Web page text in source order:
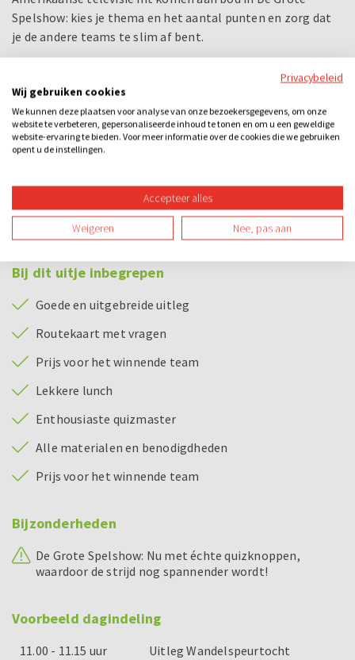
Spelshow: kies je thema en het aantal punten en zorg dat
je de andere teams te slim af bent.
Afsluiten doen jullie met de “Geheugentrainer”: hoe goed is
het geheugen aan het eind van het spel over iets wat je aan
het begin hebt gezien? en de “Paardenrace”, dé hit van
DoeNederland. Zet je punten in op een paard en schreeuw
deze naar de overwinning.
De Grote Spelshow is sensationeel en vraagt om snelheid,
creativiteit, intelligentie en natuurlijk een flinke dosis
humor. Uiteraard hebben we een prijs voor het winnende
Bij dit uitje inbegrepen
Goede en uitgebreide uitleg
Routekaart met vragen
Prijs voor het winnende team
Lekkere lunch
Enthousiaste quizmaster
Alle materialen en benodigdheden
Prijs voor het winnende team
Bijzonderheden
De Grote Spelshow: Nu met échte quizknoppen,
waardoor de strijd nog spannender wordt!
Voorbeeld dagindeling
11.00 - 11.15 uur
Uitleg Wandelspeurtocht
Privacybeleid
Wij gebruiken cookies
We kunnen deze plaatsen voor analyse van onze bezoekersgegevens, om onze
website te verbeteren, gepersonaliseerde inhoud te tonen en om u een geweldige
website-ervaring te bieden. Voor meer informatie over de cookies die we gebruiken
opent u de instellingen.
Accepteer alles
Weigeren Nee, pas aan